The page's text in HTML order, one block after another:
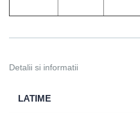
Detalii si informatii
LATIME